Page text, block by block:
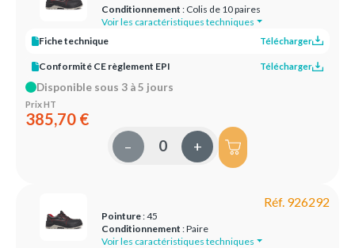
Conditionnement : Colis de 10 paires
Voir les caractéristiques techniques
Fiche technique
Télécharger
Conformité CE règlement EPI Télécharger
Disponible sous 3 à 5 jours
Prix HT
385,70 €
– +
Réf. 926292
Pointure: 45
Conditionnement : Paire
Voir les caractéristiques techniques